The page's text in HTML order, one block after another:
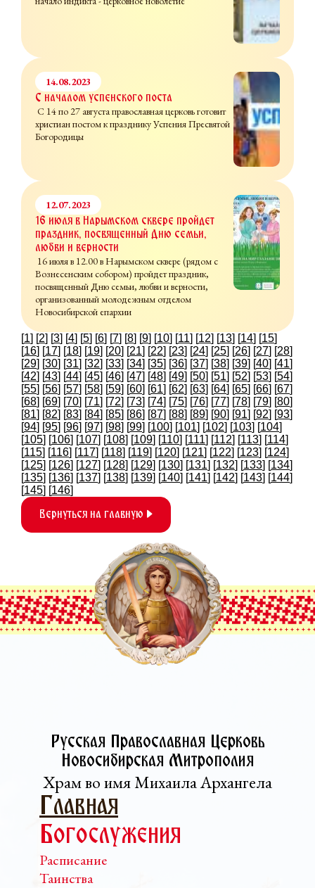
14.08.2023
С началом успенского поста
С 14 по 27 августа православная церковь готовит
христиан постом к празднику Успения Пресвятой
Богородицы
12.07.2023
16 июля в Нарымском сквере пройдет
праздник, посвященный Дню семьи,
любви и верности
16 июля в 12.00 в Нарымском сквере (рядом с
Вознесенским собором) пройдет праздник,
посвященный Дню семьи, любви и верности,
организованный молодежным отделом
Новосибирской епархии
[1] [2] [3] [4] [5] [6] [7] [8] [9] [10] [11] [12] [13] [14] [15]
[16] [17] [18] [19] [20] [21] [22] [23] [24] [25] [26] [27] [28]
[29] [30] [31] [32] [33] [34] [35] [36] [37] [38] [39] [40] [41]
[42] [43] [44] [45] [46] [47] [48] [49] [50] [51] [52] [53] [54]
[55] [56] [57] [58] [59] [60] [61] [62] [63] [64] [65] [66] [67]
[68] [69] [70] [71] [72] [73] [74] [75] [76] [77] [78] [79] [80]
[81] [82] [83] [84] [85] [86] [87] [88] [89] [90] [91] [92] [93]
[94] [95] [96] [97] [98] [99] [100] [101] [102] [103] [104]
[105] [106] [107] [108] [109] [110] [111] [112] [113] [114]
[115] [116] [117] [118] [119] [120] [121] [122] [123] [124]
[125] [126] [127] [128] [129] [130] [131] [132] [133] [134]
[135] [136] [137] [138] [139] [140] [141] [142] [143] [144]
[145] [146]
Вернуться на главную
Русская Православная Церковь­
Новосибирская Митрополия
Храм во имя Михаила Архангела
Главная
Богослужения
Расписание
Таинства